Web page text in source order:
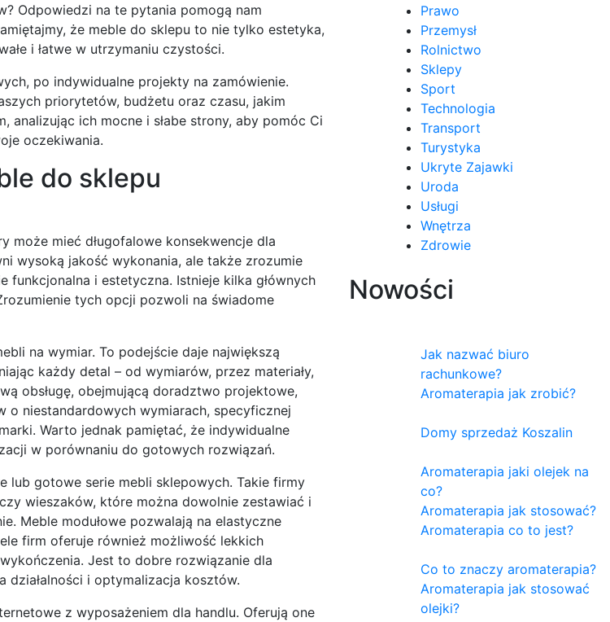
Odpowiedzi na te pytania pomogą nam
że meble do sklepu to nie tylko estetyka,
i łatwe w utrzymaniu czystości.
po indywidualne projekty na zamówienie.
priorytetów, budżetu oraz czasu, jakim
analizując ich mocne i słabe strony, aby pomóc Ci
oczekiwania.
do sklepu
może mieć długofalowe konsekwencje dla
wysoką jakość wykonania, ale także zrozumie
i estetyczna. Istnieje kilka głównych
tych opcji pozwoli na świadome
na wymiar. To podejście daje największą
każdy detal – od wymiarów, przez materiały,
obsługę, obejmującą doradztwo projektowe,
o niestandardowych wymiarach, specyficznej
Warto jednak pamiętać, że indywidualne
w porównaniu do gotowych rozwiązań.
lub gotowe serie mebli sklepowych. Takie firmy
wieszaków, które można dowolnie zestawiać i
Meble modułowe pozwalają na elastyczne
firm oferuje również możliwość lekkich
Jest to dobre rozwiązanie dla
i optymalizacja kosztów.
z wyposażeniem dla handlu. Oferują one
Prawo
Przemysł
Rolnictwo
Sklepy
Sport
Technologia
Transport
Turystyka
Ukryte Zajawki
Uroda
Usługi
Wnętrza
Zdrowie
Nowości
Jak nazwać biuro
rachunkowe?
Aromaterapia jak zrobić?
Domy sprzedaż Koszalin
Aromaterapia jaki olejek na
co?
Aromaterapia jak stosować?
Aromaterapia co to jest?
Co to znaczy aromaterapia?
Aromaterapia jak stosować
olejki?